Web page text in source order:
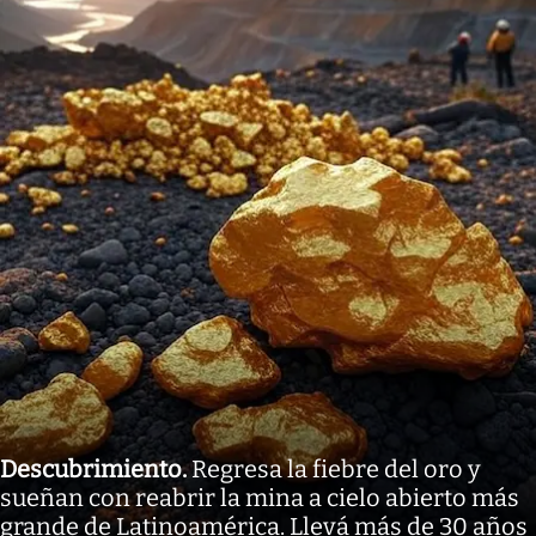
Descubrimiento.Regresa la fiebre del oro y
sueñan con reabrir la mina a cielo abierto más
grande de Latinoamérica. Llevá más de 30 años